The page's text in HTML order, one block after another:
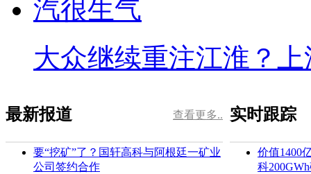
大众继续重注江淮？上
查看更多..
最新报道
要“挖矿”了？国轩高科与阿根廷一矿业
公司签约合作
实时跟踪
价值1400
科